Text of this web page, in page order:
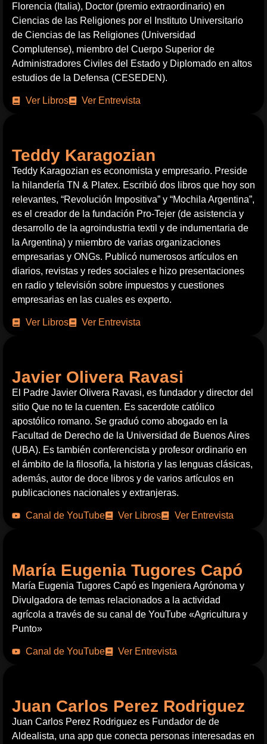
Florencia (Italia), Doctor (premio extraordinario) en
Ciencias de las Religiones por el Instituto Universitario
de Ciencias de las Religiones (Universidad
Complutense), miembro del Cuerpo Superior de
Administradores Civiles del Estado y Diplomado en altos
estudios de la Defensa (CESEDEN).
Ver Libros Ver Entrevista
Teddy Karagozian
Teddy Karagozian es economista y empresario. Preside
la hilandería TN & Platex. Escribió dos libros que hoy son
relevantes, “Revolución Impositiva” y “Mochila Argentina”,
es el creador de la fundación Pro-Tejer (de asistencia y
desarrollo de la agroindustria textil y de indumentaria de
la Argentina) y miembro de varias organizaciones
empresarias y ONGs. Publicó numerosos artículos en
diarios, revistas y redes sociales e hizo presentaciones
en radio y televisión sobre impuestos y cuestiones
empresarias en las cuales es experto.
Ver Libros Ver Entrevista
Javier Olivera Ravasi
El Padre Javier Olivera Ravasi, es fundador y director del
sitio Que no te la cuenten. Es sacerdote católico
apostólico romano. Se graduó como abogado en la
Facultad de Derecho de la Universidad de Buenos Aires
(UBA). Es también conferencista y profesor ordinario en
el ámbito de la filosofía, la historia y las lenguas clásicas,
además, autor de doce libros y de varios artículos en
publicaciones nacionales y extranjeras.
Canal de YouTube Ver Libros Ver Entrevista
María Eugenia Tugores Capó
María Eugenia Tugores Capó es Ingeniera Agrónoma y
Divulgadora de temas relacionados a la actividad
agrícola a través de su canal de YouTube «Agricultura y
Punto»
Canal de YouTube Ver Entrevista
Juan Carlos Perez Rodriguez
Juan Carlos Perez Rodriguez es Fundador de de
Aldealista, una app que conecta personas interesadas en